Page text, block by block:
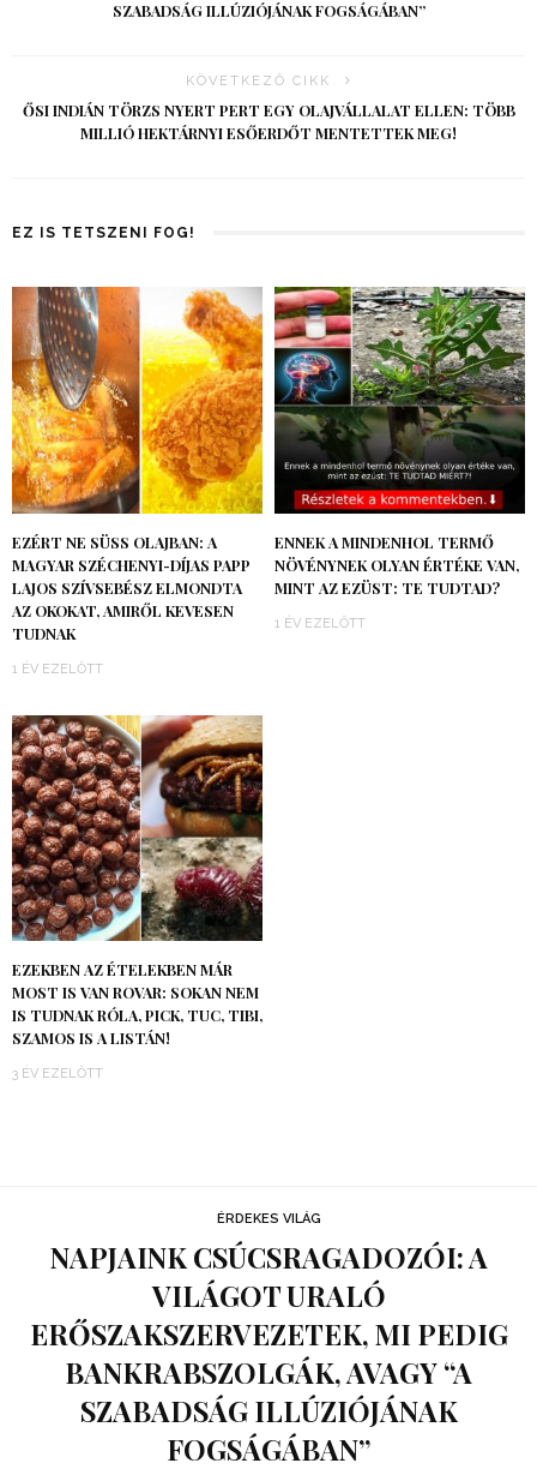
SZABADSÁG ILLÚZIÓJÁNAK FOGSÁGÁBAN”
KÖVETKEZŐ CIKK
ŐSI INDIÁN TÖRZS NYERT PERT EGY OLAJVÁLLALAT ELLEN: TÖBB
MILLIÓ HEKTÁRNYI ESŐERDŐT MENTETTEK MEG!
EZ IS TETSZENI FOG!
EZÉRT NE SÜSS OLAJBAN: A
MAGYAR SZÉCHENYI-DÍJAS PAPP
LAJOS SZÍVSEBÉSZ ELMONDTA
AZ OKOKAT, AMIRŐL KEVESEN
TUDNAK
1 ÉV EZELŐTT
ENNEK A MINDENHOL TERMŐ
NÖVÉNYNEK OLYAN ÉRTÉKE VAN,
MINT AZ EZÜST: TE TUDTAD?
1 ÉV EZELŐTT
EZEKBEN AZ ÉTELEKBEN MÁR
MOST IS VAN ROVAR: SOKAN NEM
IS TUDNAK RÓLA, PICK, TUC, TIBI,
SZAMOS IS A LISTÁN!
3 ÉV EZELŐTT
ÉRDEKES VILÁG
NAPJAINK CSÚCSRAGADOZÓI: A
VILÁGOT URALÓ
ERŐSZAKSZERVEZETEK, MI PEDIG
BANKRABSZOLGÁK, AVAGY “A
SZABADSÁG ILLÚZIÓJÁNAK
FOGSÁGÁBAN”